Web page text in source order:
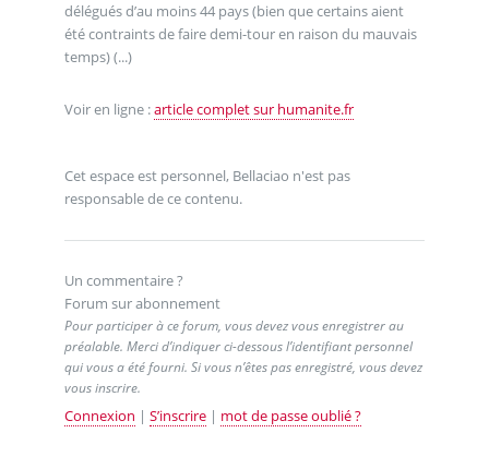
délégués d’au moins 44 pays (bien que certains aient
été contraints de faire demi-tour en raison du mauvais
temps) (...)
Voir en ligne :article complet sur humanite.fr
Cet espace est personnel, Bellaciao n'est pas
responsable de ce contenu.
Un commentaire ?
Forum sur abonnement
Pour participer à ce forum, vous devez vous enregistrer au
préalable. Merci d’indiquer ci-dessous l’identifiant personnel
qui vous a été fourni. Si vous n’êtes pas enregistré, vous devez
vous inscrire.
Connexion | S’inscrire| mot de passe oublié ?